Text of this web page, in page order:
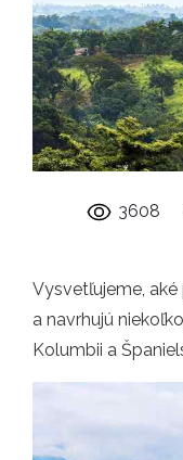
3608
Vysvetľujeme,
a navrhujú
Kolumbii a